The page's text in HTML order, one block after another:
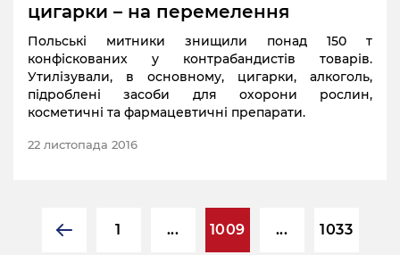
цигарки – на перемелення
Польські митники знищили понад 150 т
конфіскованих у контрабандистів товарів.
Утилізували, в основному, цигарки, алкоголь,
підроблені засоби для охорони рослин,
косметичні та фармацевтичні препарати.
22 листопада 2016
1 ... 1009 ... 1033